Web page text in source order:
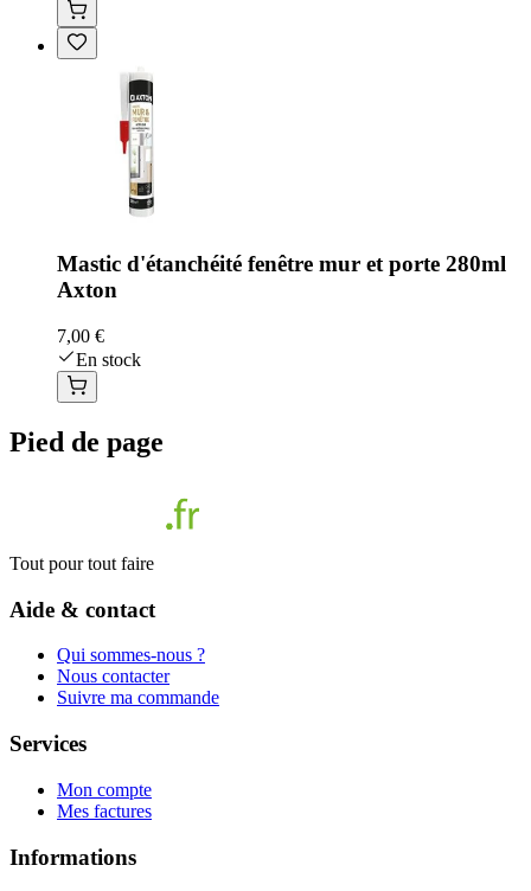
Mastic d'étanchéité fenêtre mur et porte 280ml
Axton
7,00 €
En stock
Pied de page
Tout pour tout faire
Aide & contact
Qui sommes-nous ?
Nous contacter
Suivre ma commande
Services
Mon compte
Mes factures
Informations